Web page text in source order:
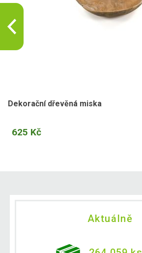
Dekorační dřevěná miska
625 Kč
Aktuálně